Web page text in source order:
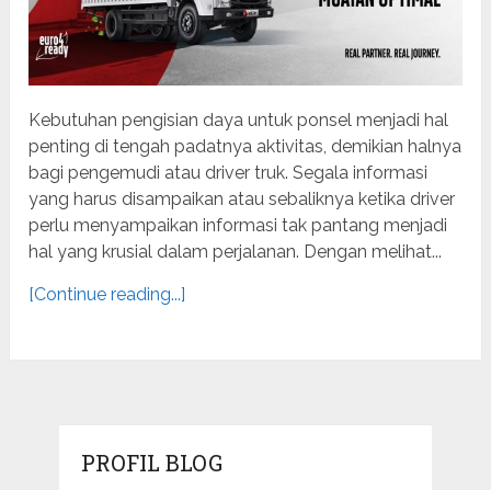
Kebutuhan pengisian daya untuk ponsel menjadi hal
penting di tengah padatnya aktivitas, demikian halnya
bagi pengemudi atau driver truk. Segala informasi
yang harus disampaikan atau sebaliknya ketika driver
perlu menyampaikan informasi tak pantang menjadi
hal yang krusial dalam perjalanan. Dengan melihat...
[Continue reading...]
PROFIL BLOG